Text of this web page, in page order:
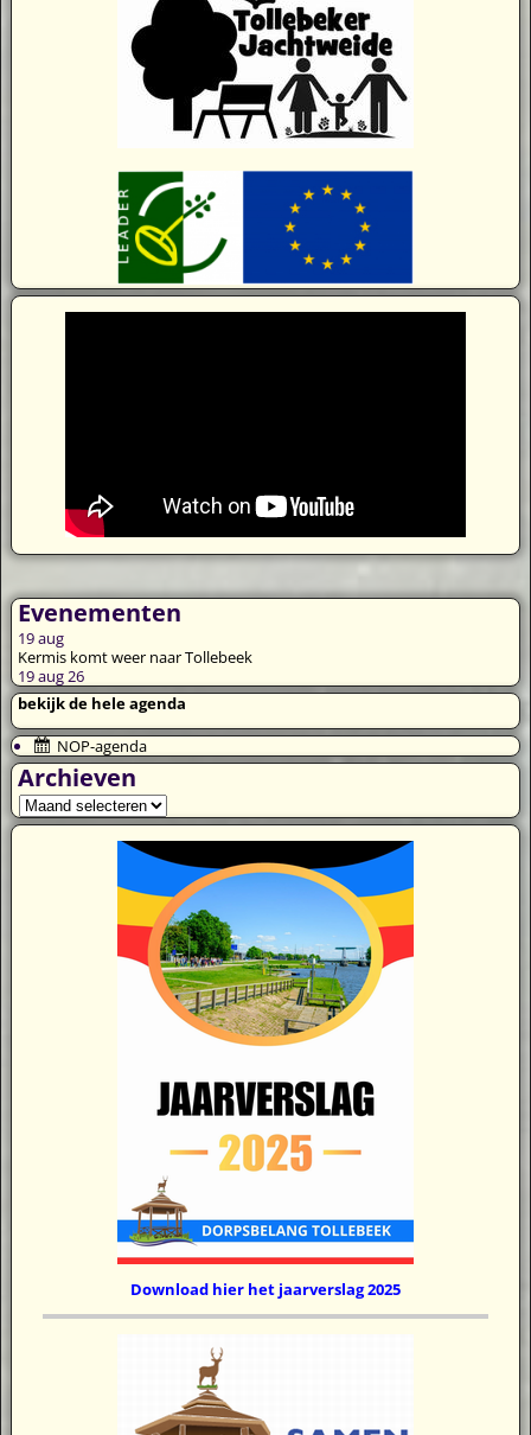
Evenementen
19aug
Kermis komt weer naar Tollebeek
19 aug 26
bekijk de hele agenda
NOP-agenda
Archieven
Download hier het jaarverslag 2025